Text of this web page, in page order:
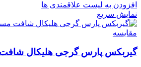
افزودن به لیست علاقمندی ها
نمایش سریع
مقایسه
گیربکس پارس گرجی هلیکال